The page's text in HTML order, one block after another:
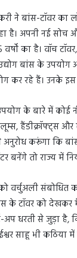
ने बांस-टॉवर
अपनी नई सोच
है। वॉच टॉवर,
बांस के उपयोग
कर रहे हैं। उनके
के बारे में कोई
हैंडीक्रॉफ्ट्स
करूंगा कि
तो राज्य में
वर्चुअली
टॉवर को देखकर
अप धरती से जुड़ा
साहू भी कठिया